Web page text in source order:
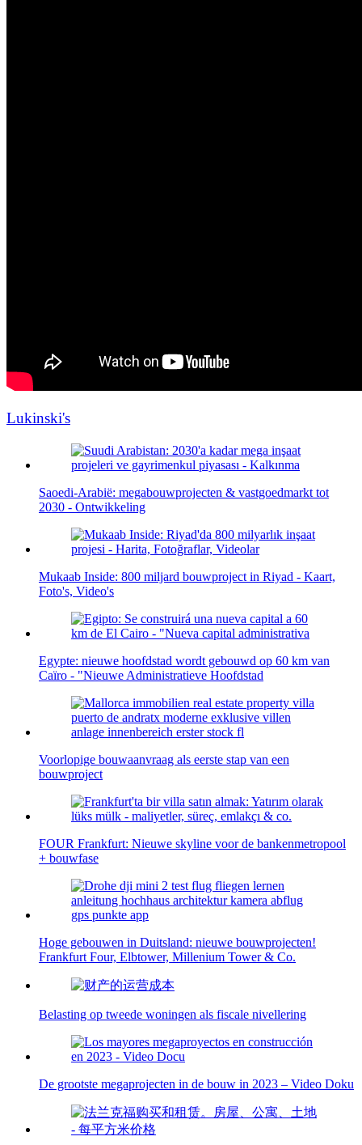
Lukinski's
Saoedi-Arabië: megabouwprojecten & vastgoedmarkt tot
2030 - Ontwikkeling
Mukaab Inside: 800 miljard bouwproject in Riyad - Kaart,
Foto's, Video's
Egypte: nieuwe hoofdstad wordt gebouwd op 60 km van
Caïro - "Nieuwe Administratieve Hoofdstad
Voorlopige bouwaanvraag als eerste stap van een
bouwproject
FOUR Frankfurt: Nieuwe skyline voor de bankenmetropool
+ bouwfase
Hoge gebouwen in Duitsland: nieuwe bouwprojecten!
Frankfurt Four, Elbtower, Millenium Tower & Co.
Belasting op tweede woningen als fiscale nivellering
De grootste megaprojecten in de bouw in 2023 – Video Doku